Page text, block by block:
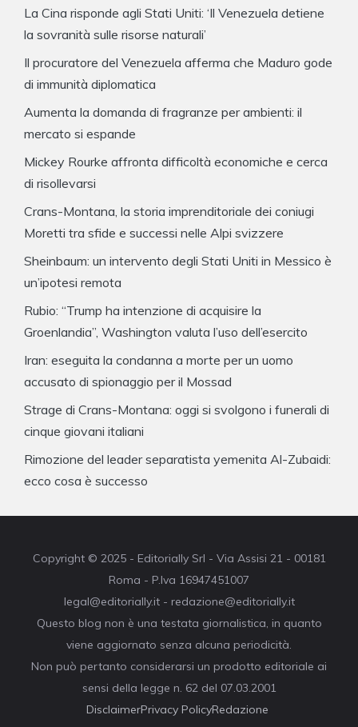
La Cina risponde agli Stati Uniti: ‘Il Venezuela detiene
la sovranità sulle risorse naturali’
Il procuratore del Venezuela afferma che Maduro gode
di immunità diplomatica
Aumenta la domanda di fragranze per ambienti: il
mercato si espande
Mickey Rourke affronta difficoltà economiche e cerca
di risollevarsi
Crans-Montana, la storia imprenditoriale dei coniugi
Moretti tra sfide e successi nelle Alpi svizzere
Sheinbaum: un intervento degli Stati Uniti in Messico è
un’ipotesi remota
Rubio: “Trump ha intenzione di acquisire la
Groenlandia”, Washington valuta l’uso dell’esercito
Iran: eseguita la condanna a morte per un uomo
accusato di spionaggio per il Mossad
Strage di Crans-Montana: oggi si svolgono i funerali di
cinque giovani italiani
Rimozione del leader separatista yemenita Al-Zubaidi:
ecco cosa è successo
Copyright © 2025 - Editorially Srl - Via Assisi 21 - 00181
Roma - P.Iva 16947451007
legal@editorially.it - redazione@editorially.it
Questo blog non è una testata giornalistica, in quanto
viene aggiornato senza alcuna periodicità.
Non può pertanto considerarsi un prodotto editoriale ai
sensi della legge n. 62 del 07.03.2001
DisclaimerPrivacy PolicyRedazione